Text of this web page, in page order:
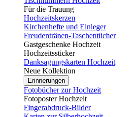
Für die Trauung
Hochzeitskerzen
Kirchenhefte und Einleger
Freudentränen-Taschentücher
Gastgeschenke Hochzeit
Hochzeitssticker
Danksagungskarten Hochzeit
Neue Kollektion
Erinnerungen
Fotobücher zur Hochzeit
Fotoposter Hochzeit
Fingerabdruck-Bilder